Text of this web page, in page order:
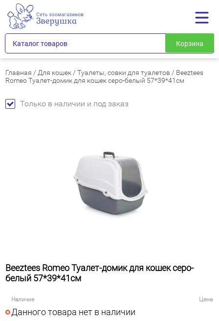
Каталог товаров Корзина
Главная / Для кошек /Туалеты, совки для туалетов / Beeztees
Romeo Туалет-домик для кошек серо-белый 57*39*41см
Только в наличии и под заказ
Beeztees Romeo Туалет-домик для кошек серо-
белый 57*39*41см
Наличие Цена
Данного товара нет в наличии